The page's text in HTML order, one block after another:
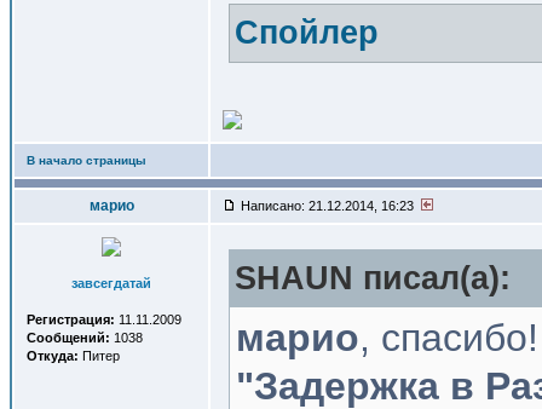
Спойлер
В начало страницы
марио Написано: 21.12.2014, 16:23
завсегдатай
Регистрация: 11.11.2009
Сообщений: 1038
Откуда: Питер
SHAUN писал(a):
марио,
"Задержка в